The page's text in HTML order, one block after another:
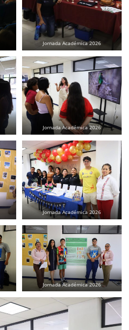
Jornada Académica 2026
Jornada Académica 2026
Jornada Académica 2026
Jornada Académica 2026